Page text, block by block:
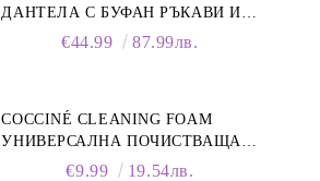
ДАНТЕЛА С БУФАН РЪКАВИ И
€44.99 87.99лв.
COCCINÉ CLEANING FOAM
УНИВЕРСАЛНА ПОЧИСТВАЩА
ПЯНА ЗА ОБУВКИ, 150 МЛ
€9.99 19.54лв.